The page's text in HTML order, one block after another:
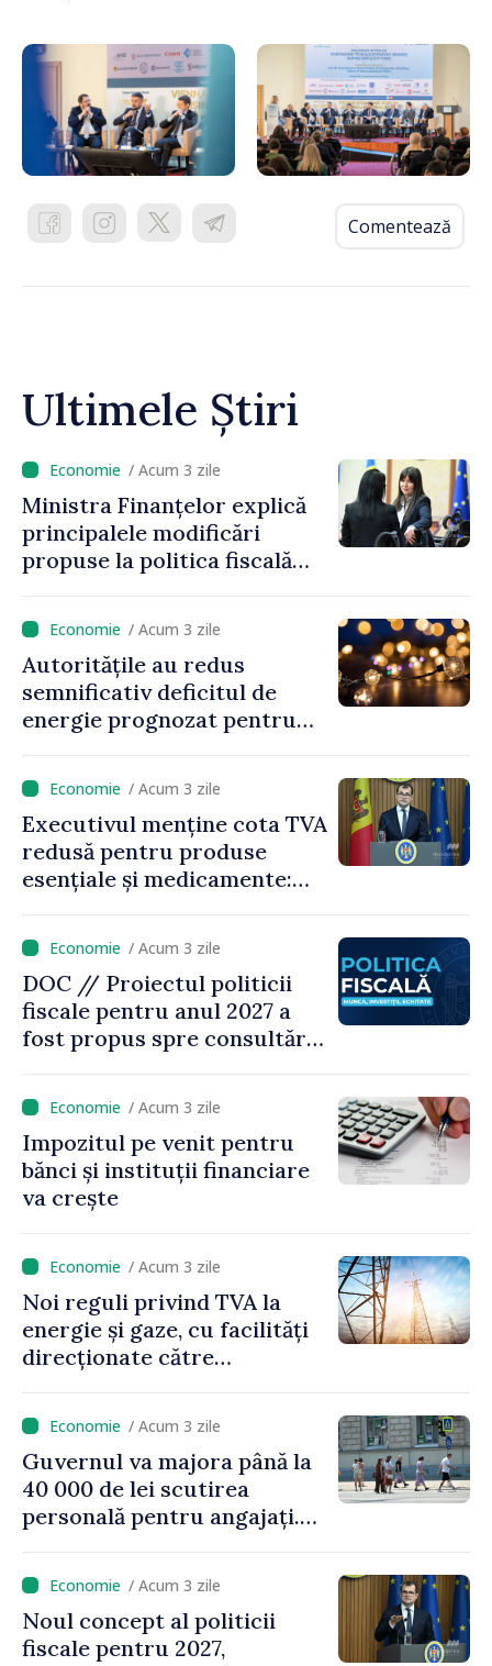
Comentează
Ultimele Știri
/ Acum 3 zile
Ministra Finanțelor explică
principalele modificări
propuse la politica fiscală
venit
/ Acum 3 zile
Autoritățile au redus
semnificativ deficitul de
energie prognozat pentru
/ Acum 3 zile
Executivul menține cota TVA
redusă pentru produse
esențiale și medicamente:
pe seama consumului de
bază al oamenilor”
/ Acum 3 zile
DOC // Proiectul politicii
fiscale pentru anul 2027 a
fost propus spre consultări
/ Acum 3 zile
Impozitul pe venit pentru
bănci și instituții financiare
va crește
/ Acum 3 zile
Noi reguli privind TVA la
energie și gaze, cu facilități
direcționate către
/ Acum 3 zile
Guvernul va majora până la
40 000 de lei scutirea
personală pentru angajați.
de milioane de lei îi lăsăm
oamenilor”/ Acum 3 zile
Noul concept al politicii
fiscale pentru 2027,